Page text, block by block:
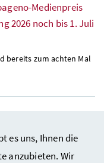
es uns, Ihnen die
anzubieten. Wir
Medienpreis
2026 noch bis 1. Juli
bereits zum achten Mal